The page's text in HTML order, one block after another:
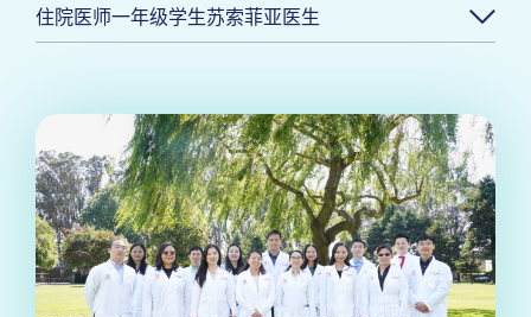
住院医师一年级学生苏索菲亚医生